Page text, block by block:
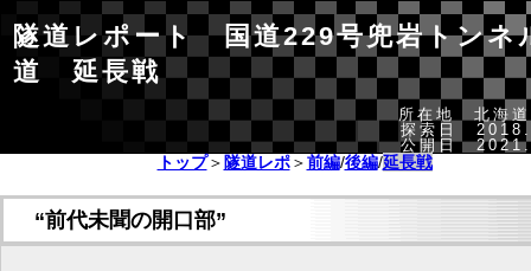
隧道レポート 国道229号兜岩トンネ
道 延長戦
所在地 北海道
探索日
公開日
トップ＞ 隧道レポ＞前編/後編/延長戦
“前代未聞の開口部”